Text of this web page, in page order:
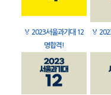
🏅 2023서울과기대 12
명합격!
🏅